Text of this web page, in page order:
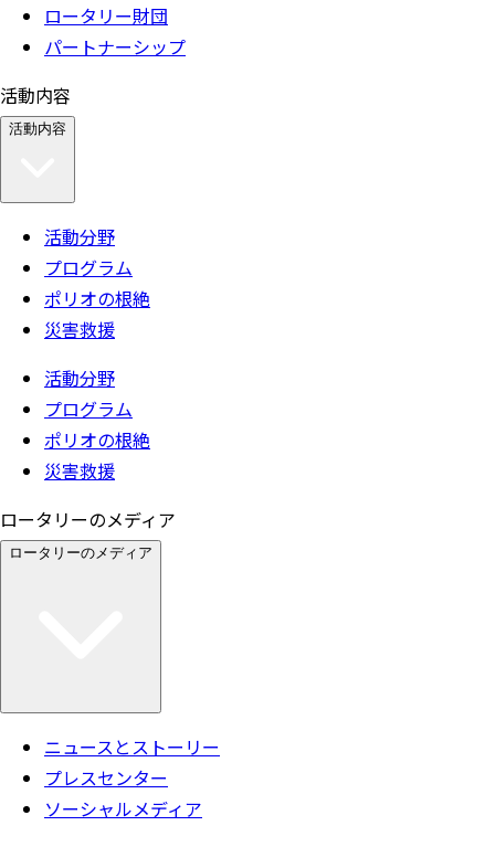
ロータリー財団
パートナーシップ
活動内容
活動内容
活動分野
プログラム
ポリオの根絶
災害救援
活動分野
プログラム
ポリオの根絶
災害救援
ロータリーのメディア
ロータリーのメディア
ニュースとストーリー
プレスセンター
ソーシャルメディア